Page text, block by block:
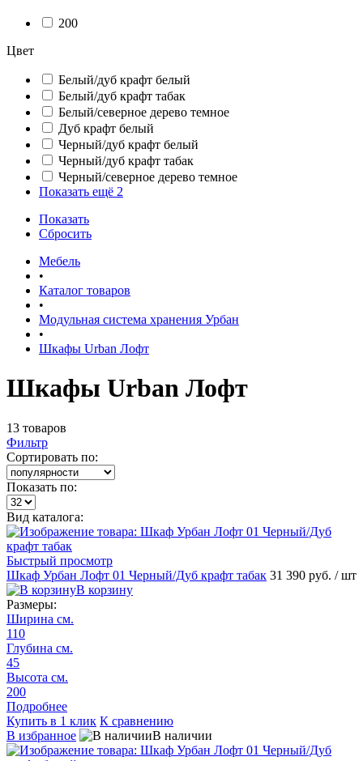
200
Цвет
Белый/дуб крафт белый
Белый/дуб крафт табак
Белый/северное дерево темное
Дуб крафт белый
Черный/дуб крафт белый
Черный/дуб крафт табак
Черный/северное дерево темное
Показать ещё 2
Показать
Сбросить
Мебель
•
Каталог товаров
•
Модульная система хранения Урбан
•
Шкафы Urban Лофт
Шкафы Urban Лофт
13 товаров
Фильтр
Сортировать по:
Показать по:
Вид каталога:
Быстрый просмотр
Шкаф Урбан Лофт 01 Черный/Дуб крафт табак 31 390 руб. / шт
В корзину
Размеры:
Ширина см.
110
Глубина см.
45
Высота см.
200
Подробнее
Купить в 1 клик К сравнению
В избранное
В наличии